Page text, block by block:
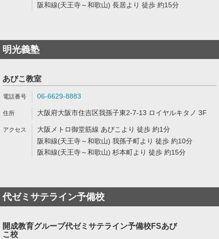
阪和線(天王寺～和歌山) 長居より 徒歩 約15分
明光義塾
あびこ教室
06-6629-8883
大阪府大阪市住吉区我孫子東2-7-13 ロイヤルキタノ 3F
大阪メトロ御堂筋線 あびこより 徒歩 約1分
阪和線(天王寺～和歌山) 我孫子町より 徒歩 約10分
阪和線(天王寺～和歌山) 杉本町より 徒歩 約15分
代ゼミサテライン予備校
開成教育グループ代ゼミサテライン予備校FSあび
こ校